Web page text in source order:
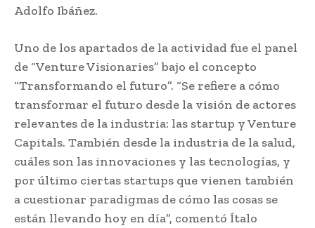
Adolfo Ibáñez.
Uno de los apartados de la actividad fue el panel
de “Venture Visionaries” bajo el concepto
“Transformando el futuro”. “Se refiere a cómo
transformar el futuro desde la visión de actores
relevantes de la industria: las startup y Venture
Capitals. También desde la industria de la salud,
cuáles son las innovaciones y las tecnologías, y
por último ciertas startups que vienen también
a cuestionar paradigmas de cómo las cosas se
están llevando hoy en día”, comentó Ítalo